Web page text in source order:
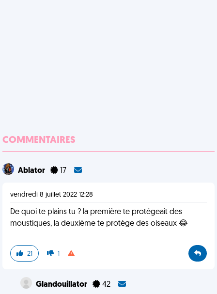
COMMENTAIRES
Ablator 17
vendredi 8 juillet 2022 12:28
De quoi te plains tu ? la première te protégeait des
moustiques, la deuxième te protège des oiseaux 😂
21 1
Glandouillator 42